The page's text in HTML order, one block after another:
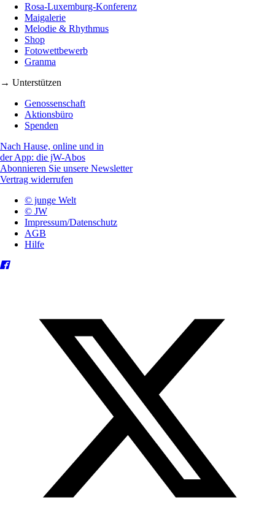
Rosa-Luxemburg-Konferenz
Maigalerie
Melodie & Rhythmus
Shop
Fotowettbewerb
Granma
→ Unterstützen
Genossenschaft
Aktionsbüro
Spenden
Nach Hause, online und in
der App: die jW-Abos
Abonnieren Sie unsere Newsletter
Vertrag widerrufen
© junge Welt
© JW
Impressum/Datenschutz
AGB
Hilfe